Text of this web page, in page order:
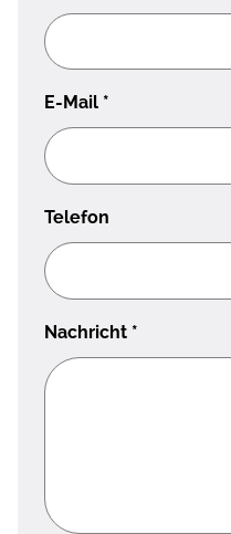
E-Mail *
Telefon
Nachricht *